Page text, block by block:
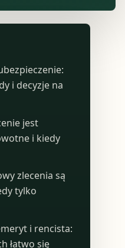
i decyzje na
jest
i kiedy
zlecenia są
tylko
i rencista:
łatwo się